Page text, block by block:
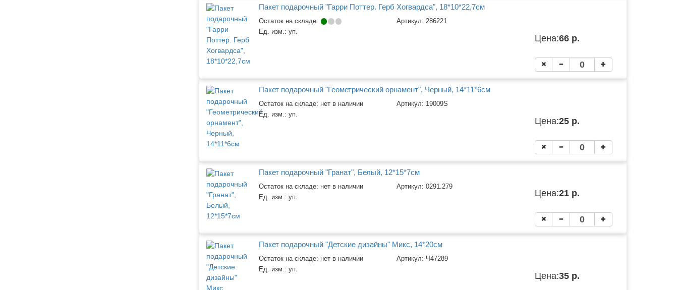
Пакет подарочный "Гарри Поттер. Герб Хогвардса", 18*10*22,7см
Остаток на складе: Артикул:286221
Ед. изм.: уп.
Цена:66 р.
Пакет подарочный "Геометрический орнамент", Черный, 14*11*6см
Остаток на складе: нет в наличии Артикул: 19009S
Ед. изм.: уп.
Цена:25 р.
Пакет подарочный "Гранат", Белый, 12*15*7см
Остаток на складе: нет в наличии Артикул:0291.279
Ед. изм.: уп. Цена:21 р.
Пакет подарочный "Детские дизайны" Микс, 14*20см
Остаток на складе: нет в наличии Артикул: Ч47289
Ед. изм.: уп.
Цена:35 р.